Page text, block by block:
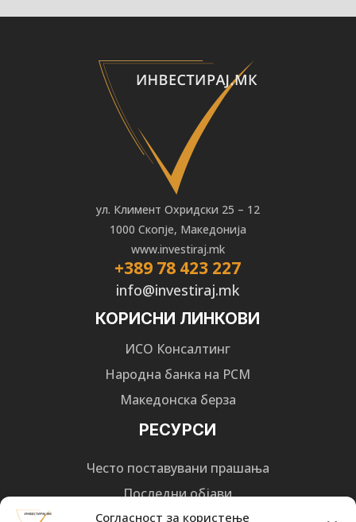
Согласност за користење
ул. Климент Охридски 25 – 12
1000 Скопје, Македонија
www.investiraj.mk
+389 78 423 227
info@investiraj.mk
КОРИСНИ ЛИНКОВИ
ИСО Консалтинг
Народна банка на РСМ
Македонска берза
РЕСУРСИ
Често поставувани прашања
Последни објави